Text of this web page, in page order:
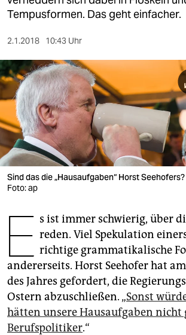
verlag
verlag
veranstaltungen
shop
fragen & hilfe
genossenschaft
epaper login
Tempusformen. Das geht einfacher.
2.1.2018 10:43 Uhr
Sind das die „Hausaufgaben“ Horst Seehofers?
Foto: ap
E s ist immer schwierig, über
reden. Viel Spekulation
richtige grammatikalische
andererseits. Horst Seehofer hat
des Jahres gefordert, die
Ostern abzuschließen. „Sonst
hätten unsere Hausaufgaben nicht
Berufspolitiker.“